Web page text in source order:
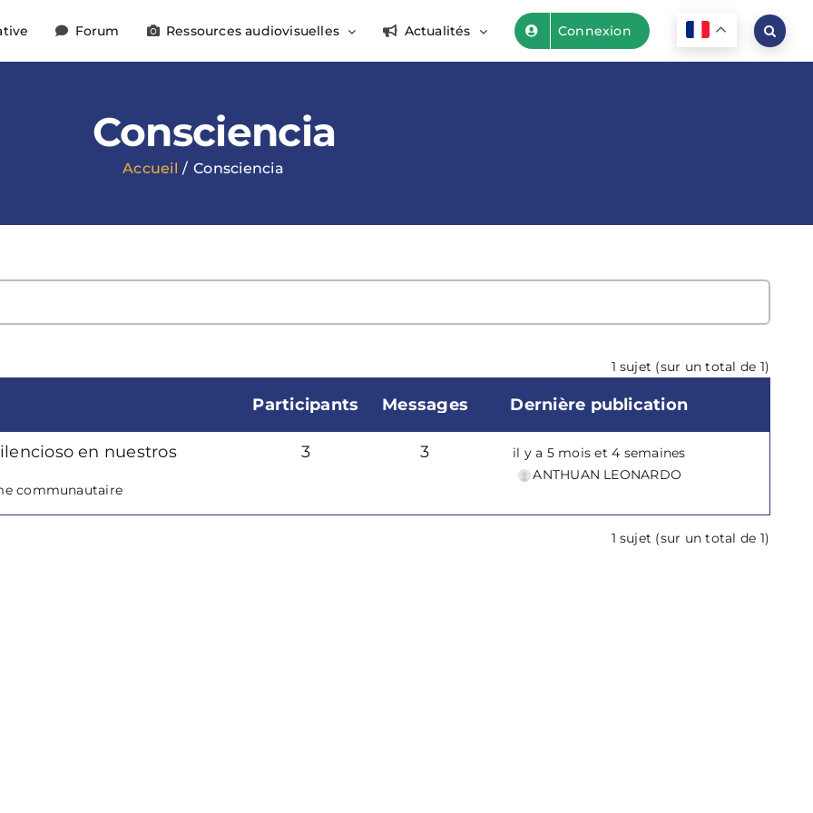
Forum Ressources audiovisuelles Actualités Connexion
Consciencia
Accueil Consciencia
1 sujet (sur un total de 1)
Participants Messages Dernière publication
en nuestros
communautaire
3 3
il y a 5 mois et 4 semaines
ANTHUAN LEONARDO
1 sujet (sur un total de 1)